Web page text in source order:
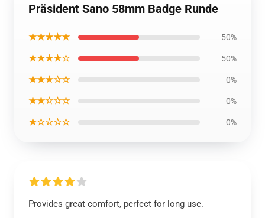
Präsident Sano 58mm Badge Runde
★★★★★ 50%
★★★★☆ 50%
★★★☆☆ 0%
★★☆☆☆ 0%
★☆☆☆☆ 0%
Provides great comfort, perfect for long use.